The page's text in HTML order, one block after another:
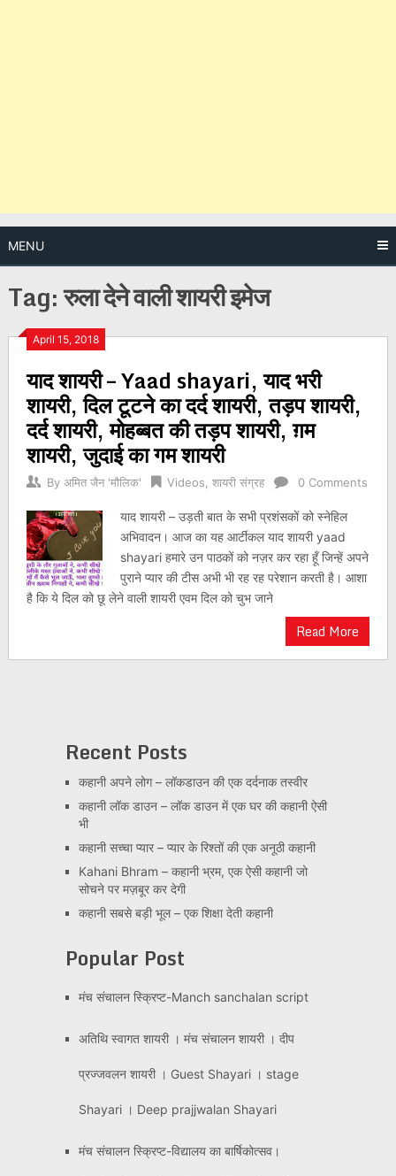
MENU
Tag:रुला देने वाली शायरी इमेज
April 15, 2018
याद शायरी – Yaad shayari, याद भरी
शायरी, दिल टूटने का दर्द शायरी, तड़प शायरी,
दर्द शायरी, मोहब्बत की तड़प शायरी, ग़म
शायरी, जुदाई का गम शायरी
By अमित जैन 'मौलिक' Videos शायरी संग्रह 0 Comments
याद शायरी – उड़ती बात के सभी प्रशंसकों को स्नेहिल
अभिवादन। आज का यह आर्टीकल याद शायरी yaad
shayari हमारे उन पाठकों को नज़र कर रहा हूँ जिन्हें अपने
पुराने प्यार की टीस अभी भी रह रह परेशान करती है। आशा
है कि ये दिल को छू लेने वाली शायरी एवम दिल को चुभ जाने
Read More
Posts
navigation
Recent Posts
कहानी अपने लोग – लॉकडाउन की एक दर्दनाक तस्वीर
कहानी लॉक डाउन – लॉक डाउन में एक घर की कहानी ऐसी
भी
कहानी सच्चा प्यार – प्यार के रिश्तों की एक अनूठी कहानी
Kahani Bhram – कहानी भ्रम, एक ऐसी कहानी जो
सोचने पर मज़बूर कर देगी
कहानी सबसे बड़ी भूल – एक शिक्षा देती कहानी
Popular Post
मंच संचालन स्क्रिप्ट-Manch sanchalan script
अतिथि स्वागत शायरी । मंच संचालन शायरी । दीप
प्रज्जवलन शायरी । Guest Shayari । stage
Shayari । Deep prajjwalan Shayari
मंच संचालन स्क्रिप्ट-विद्यालय का बार्षिकोत्सव।